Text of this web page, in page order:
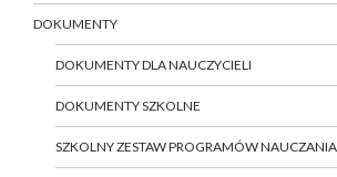
DOKUMENTY
DOKUMENTY DLA NAUCZYCIELI
DOKUMENTY SZKOLNE
SZKOLNY ZESTAW PROGRAMÓW NAUCZANIA